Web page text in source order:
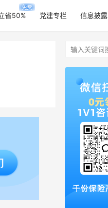
省50%
免费
党建专栏 信息披露